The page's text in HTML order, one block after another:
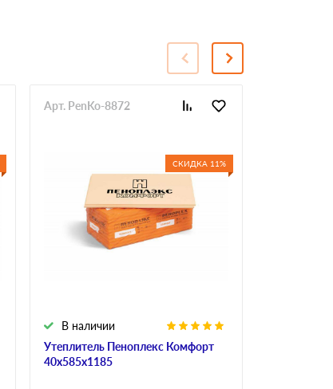
СКИДКА 11%
Утеплитель Пеноплекс Комфорт
40х585х1185
В наличии
Арт. PenKo-8872